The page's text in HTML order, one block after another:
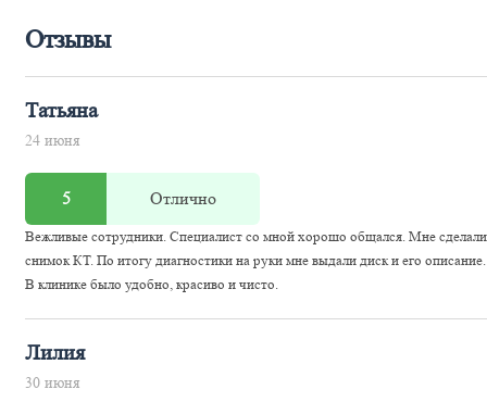
Отзывы
Татьяна
24 июня
5 Отлично
Вежливые сотрудники. Специалист со мной хорошо общался. Мне сделали
снимок КТ. По итогу диагностики на руки мне выдали диск и его описание.
В клинике было удобно, красиво и чисто.
Лилия
30 июня